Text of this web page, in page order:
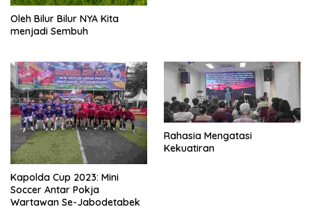
Oleh Bilur Bilur NYA Kita
menjadi Sembuh
Kapolda Cup 2023: Mini
Soccer Antar Pokja
Wartawan Se-Jabodetabek
Rahasia Mengatasi
Kekuatiran